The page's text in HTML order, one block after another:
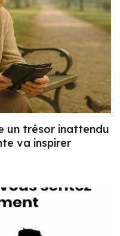
un trésor inattendu
va inspirer